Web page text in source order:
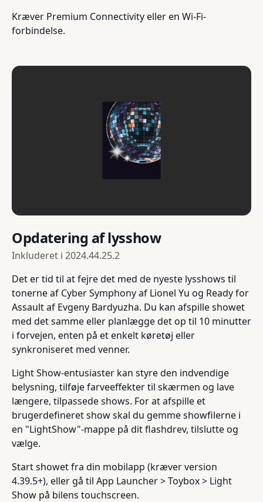
Kræver Premium Connectivity eller en Wi-Fi-
forbindelse.
Opdatering af lysshow
Inkluderet i 2024.44.25.2
Det er tid til at fejre det med de nyeste lysshows til
tonerne af Cyber Symphony af Lionel Yu og Ready for
Assault af Evgeny Bardyuzha. Du kan afspille showet
med det samme eller planlægge det op til 10 minutter
i forvejen, enten på et enkelt køretøj eller
synkroniseret med venner.
Light Show-entusiaster kan styre den indvendige
belysning, tilføje farveeffekter til skærmen og lave
længere, tilpassede shows. For at afspille et
brugerdefineret show skal du gemme showfilerne i
en "LightShow"-mappe på dit flashdrev, tilslutte og
vælge.
Start showet fra din mobilapp (kræver version
4.39.5+), eller gå til App Launcher > Toybox > Light
Show på bilens touchscreen.